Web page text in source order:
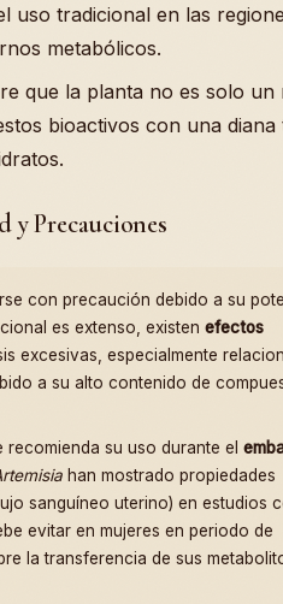
uso tradicional en las
metabólicos.
que la planta no es solo un
bioactivos con una diana
y Precauciones
con precaución debido a su
es extenso, existen efectos
excesivas, especialmente
a su alto contenido de
recomienda su uso durante el
han mostrado propiedades
sanguíneo uterino) en estudios
evitar en mujeres en periodo de
la transferencia de sus